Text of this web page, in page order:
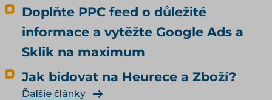
Doplňte PPC feed o důležité
informace a vytěžte Google Ads a
Sklik na maximum
Jak bidovat na Heurece a Zboží?
Ďalšie články